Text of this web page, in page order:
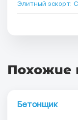
Элитный эскорт:
Похожие
Бетонщик